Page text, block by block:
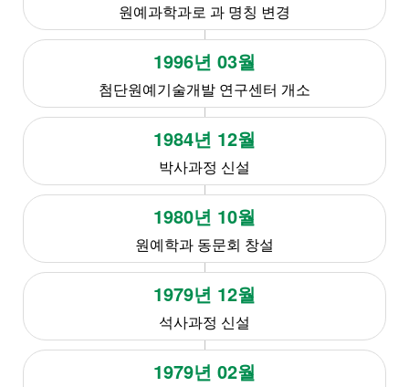
원예과학과로 과 명칭 변경
1996년 03월
첨단원예기술개발 연구센터 개소
1984년 12월
박사과정 신설
1980년 10월
원예학과 동문회 창설
1979년 12월
석사과정 신설
1979년 02월